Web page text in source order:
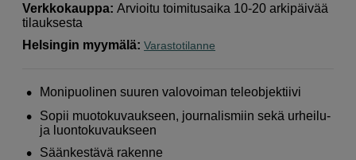
Verkkokauppa: Arvioitu toimitusaika 10-20 arkipäivää
tilauksesta
Helsingin myymälä: Varastotilanne
Monipuolinen suuren valovoiman teleobjektiivi
Sopii muotokuvaukseen, journalismiin sekä urheilu-
ja luontokuvaukseen
Säänkestävä rakenne